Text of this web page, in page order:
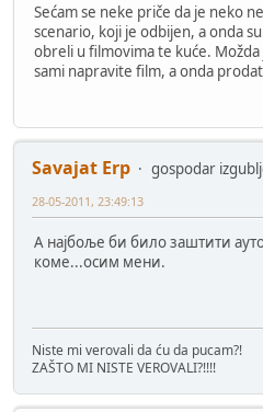
Sećam se neke priče da je neko
scenario, koji je odbijen, a onda
obreli u filmovima te kuće.
sami napravite film, a onda
Savajat Erp gospodar
28-05-2011, 23:49:13
А најбоље би било заштити
коме...осим мени.
Niste mi verovali da ću da pucam?!
ZAŠTO MI NISTE VEROVALI?!!!!